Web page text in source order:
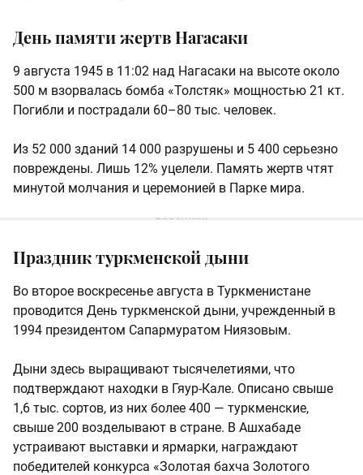
День памяти жертв Нагасаки
9 августа 1945 в 11:02 над Нагасаки на высоте около
500 м взорвалась бомба «Толстяк» мощностью 21 кт.
Погибли и пострадали 60–80 тыс. человек.
Из 52 000 зданий 14 000 разрушены и 5 400 серьезно
повреждены. Лишь 12% уцелели. Память жертв чтят
минутой молчания и церемонией в Парке мира.
Праздник туркменской дыни
Во второе воскресенье августа в Туркменистане
проводится День туркменской дыни, учрежденный в
1994 президентом Сапармуратом Ниязовым.
Дыни здесь выращивают тысячелетиями, что
подтверждают находки в Гяур-Кале. Описано свыше
1,6 тыс. сортов, из них более 400 — туркменские,
свыше 200 возделывают в стране. В Ашхабаде
устраивают выставки и ярмарки, награждают
победителей конкурса «Золотая бахча Золотого